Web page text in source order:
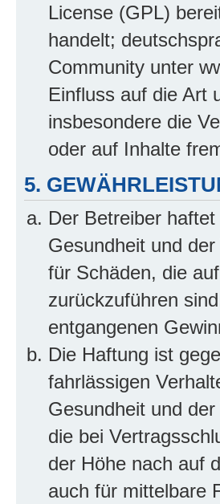
License (GPL)
handelt;
Community unter
Einfluss auf die Art
insbesondere die
oder auf Inhalte
5.
Der Betreiber
Gesundheit und
für Schäden, die
zurückzuführen
entgangenen
Die Haftung ist
fahrlässigen
Gesundheit und
die bei
der Höhe nach auf
auch für mittelbare